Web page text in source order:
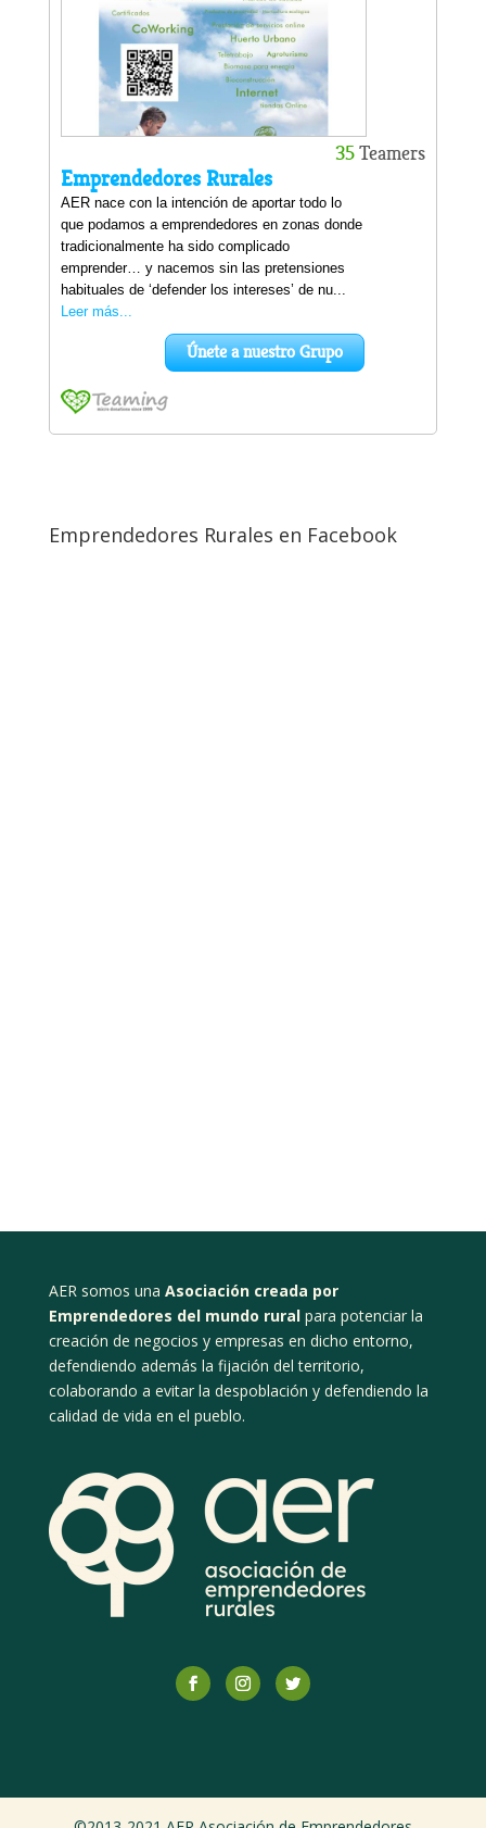
Emprendedores Rurales en Facebook
AER somos una Asociación creada por
Emprendedores del mundo ruralpara potenciar la
creación de negocios y empresas en dicho entorno,
defendiendo además la fijación del territorio,
colaborando a evitar la despoblación y defendiendo la
calidad de vida en el pueblo.